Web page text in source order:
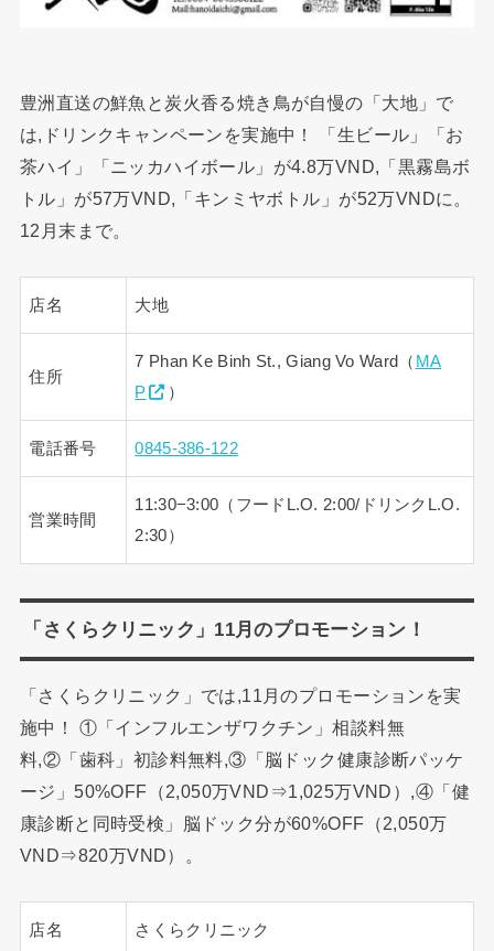
豊洲直送の鮮魚と炭火香る焼き鳥が自慢の「大地」で
は,ドリンクキャンペーンを実施中！ 「生ビール」「お
茶ハイ」「ニッカハイボール」が4.8万VND,「黒霧島ボ
トル」が57万VND,「キンミヤボトル」が52万VNDに。
12月末まで。
店名 大地
住所
7 Phan Ke Binh St., Giang Vo Ward（ MA
P
）
電話番号 0845-386-122
営業時間
11:30−3:00（フードL.O. 2:00/ドリンクL.O.
2:30）
「さくらクリニック」11月のプロモーション！
「さくらクリニック」では,11月のプロモーションを実
施中！ ①「インフルエンザワクチン」相談料無
料,②「歯科」初診料無料,③「脳ドック健康診断パッケ
ージ」50%OFF（2,050万VND⇒1,025万VND）,④「健
康診断と同時受検」脳ドック分が60%OFF（2,050万
VND⇒820万VND）。
店名 さくらクリニック